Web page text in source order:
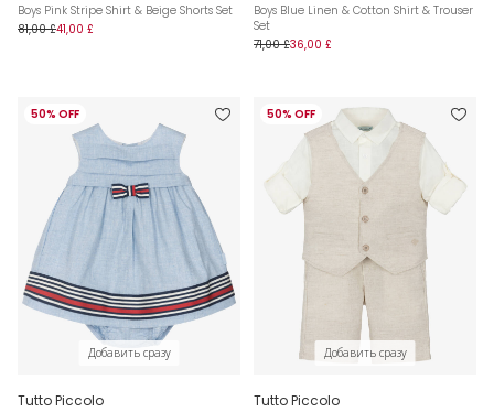
Boys Pink Stripe Shirt & Beige Shorts Set
81,00 £41,00 £
Boys Blue Linen & Cotton Shirt & Trouser
Set
71,00 £36,00 £
50% OFF
Добавить сразу
Tutto Piccolo
50% OFF
Добавить сразу
Tutto Piccolo